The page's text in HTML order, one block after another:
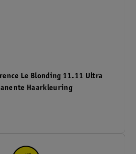
Le Blonding 11.11 Ultra
Haarkleuring